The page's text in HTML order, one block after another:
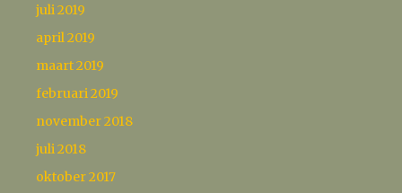
juli 2019
april 2019
maart 2019
februari 2019
november 2018
juli 2018
oktober 2017